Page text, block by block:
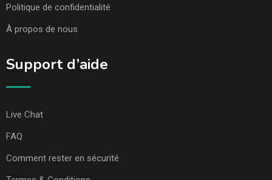
Politique de confidentialité
À propos de nous
Support d’aide
Live Chat
FAQ
Comment rester en sécurité